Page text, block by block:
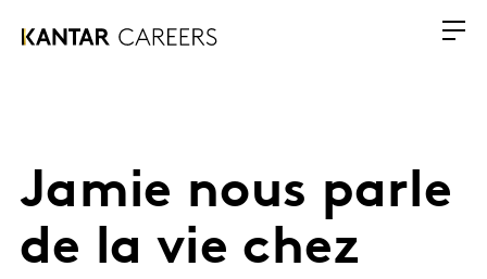
Jamie nous parle
de la vie chez